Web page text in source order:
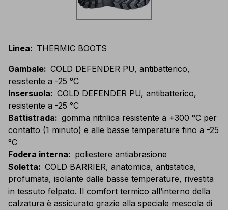
Linea: THERMIC BOOTS
Gambale: COLD DEFENDER PU, antibatterico,
resistente a -25 °C
Insersuola: COLD DEFENDER PU, antibatterico,
resistente a -25 °C
Battistrada: gomma nitrilica resistente a +300 °C per
contatto (1 minuto) e alle basse temperature fino a -25
°C
Fodera interna: poliestere antiabrasione
Soletta: COLD BARRIER, anatomica, antistatica,
profumata, isolante dalle basse temperature, rivestita
in tessuto felpato. Il comfort termico all’interno della
calzatura è assicurato grazie alla speciale mescola di